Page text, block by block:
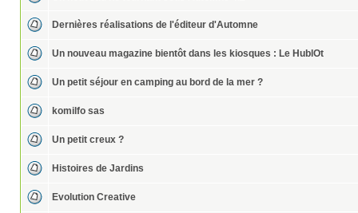
Dernières réalisations de l'éditeur d'Automne
Un nouveau magazine bientôt dans les kiosques : Le HublOt
Un petit séjour en camping au bord de la mer ?
komilfo sas
Un petit creux ?
Histoires de Jardins
Evolution Creative